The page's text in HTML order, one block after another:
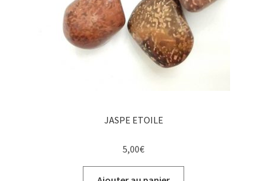
JASPE ETOILE
5,00€